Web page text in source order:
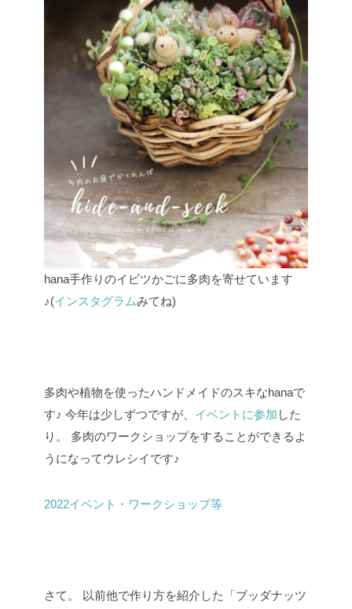
hana手作りのイビツかごに多肉を寄せています
♪(インスタグラムみてね)
多肉や植物を使ったハンドメイドのスキなhanaで
す♪ 今年は少しずつですが、 イベントに参加 した
り。
多肉のワークショップをすることができるよ
うになってウレシイです♪
2022イベント・ワークショップ等
さて。
以前他で作り方を紹介した「ブッダナッツ